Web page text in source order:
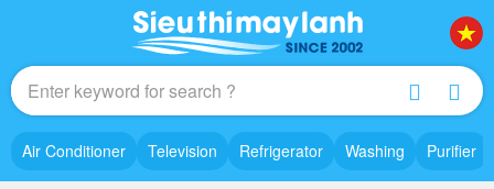
Air Conditioner Television Refrigerator Washing Purifier